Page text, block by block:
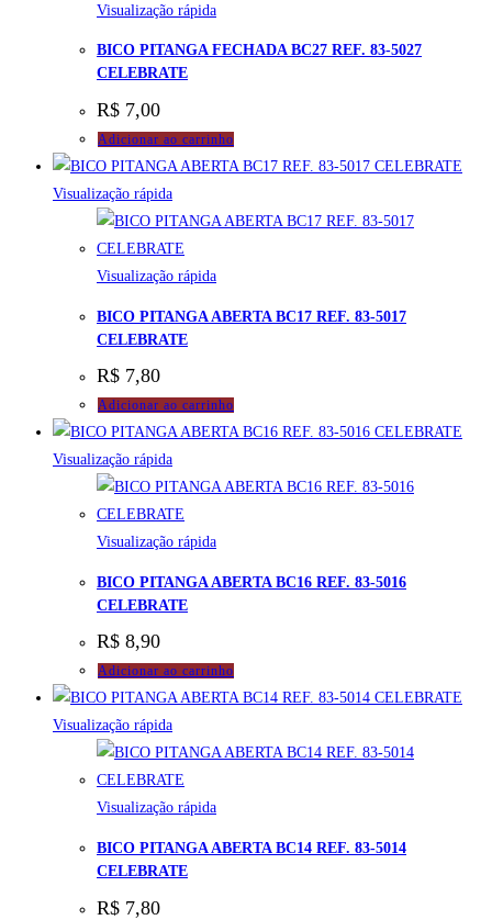
Visualização rápida
BICO PITANGA FECHADA BC27 REF. 83-5027
CELEBRATE
R$ 7,00
Adicionar ao carrinho
Visualização rápida
Visualização rápida
BICO PITANGA ABERTA BC17 REF. 83-5017
CELEBRATE
R$ 7,80
Adicionar ao carrinho
Visualização rápida
Visualização rápida
BICO PITANGA ABERTA BC16 REF. 83-5016
CELEBRATE
R$ 8,90
Adicionar ao carrinho
Visualização rápida
Visualização rápida
BICO PITANGA ABERTA BC14 REF. 83-5014
CELEBRATE
R$ 7,80